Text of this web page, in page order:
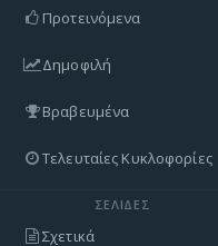
Προτεινόμενα
Δημοφιλή
Βραβευμένα
Τελευταίες Κυκλοφορίες
ΣΕΛΊΔΕΣ
Σχετικά